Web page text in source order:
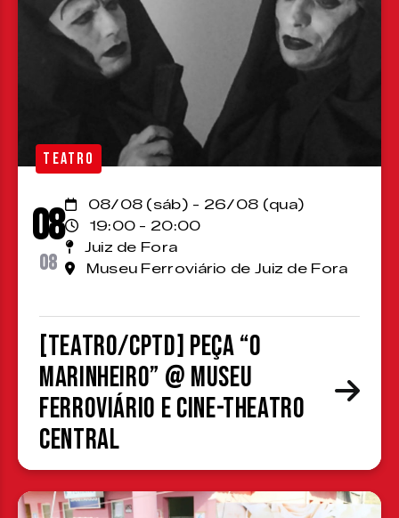
TEATRO
08
08
08/08 (sáb) - 26/08 (qua)
19:00 - 20:00
Juiz de Fora
Museu Ferroviário de Juiz de Fora
[TEATRO/CPTD] Peça “O
Marinheiro” @ Museu
Ferroviário e Cine-Theatro
Central